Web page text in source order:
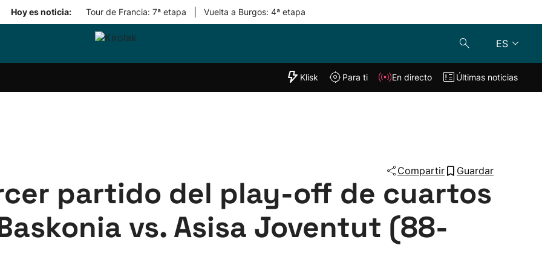
Hoy es noticia: Tour de Francia: 7ª etapa Vuelta a Burgos: 4ª etapa
ES
Equipos
"Helmuga"
Klisk En directo
Klisk Para ti En directo Últimas noticias
Compartir Guardar
partido del play-off de cuartos
vs. Asisa Joventut (88-